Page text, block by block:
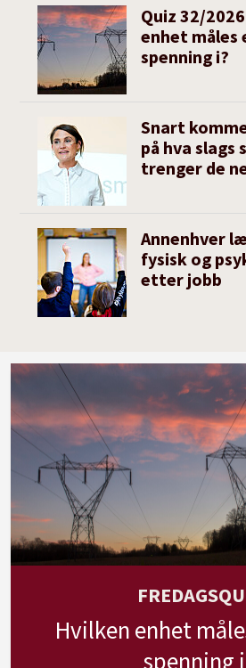
Quiz 32/
enhet måles
spenning i?
Snart
på hva slags
trenger de
Annenhver
fysisk og
etter jobb
Hvilken enhet
spenning